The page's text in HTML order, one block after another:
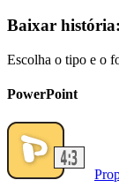
Baixar
Escolha o tipo e o
PowerPoint